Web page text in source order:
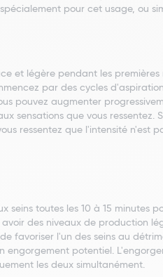
pour cet usage, ou
et légère pendant les
par des cycles
pouvez augmenter
sensations que vous ressentez.
ressentez que l'intensité n'est
seins toutes les 10 à 15 minutes
des niveaux de production
favoriser l'un des seins au
potentiel.
les deux simultanément.